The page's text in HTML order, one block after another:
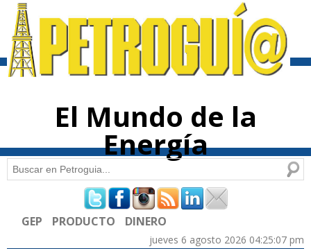
contenido
El Mundo de la
Energía
Formulario de búsqueda
Buscar
GEP PRODUCTO DINERO
jueves 6 agosto 2026 04:25:07 pm